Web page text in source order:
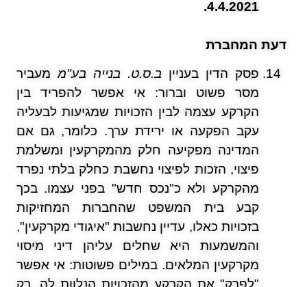
4.4.2021.
דעת המחברת
פסק הדין בעניין ב.ס.ט. בנייה בע"מ מעביר
מסר פשוט וברור: אי אפשר להפריד בין
הקרקע עצמה לבין הזכויות שמגיעות לבעליה
עקב הפקעה או ירידת ערך. כלומר, גם אם
המדינה מפקיעה חלק מהמקרקעין ומשלמת
פיצוי, הזכות לפיצוי נחשבת כחלק בלתי נפרד
מהקרקע ולא כ"נכס חדש" בפני עצמו. בכך
קבע בית המשפט שהחברות המחזיקות
בזכויות כאלו, עדיין נחשבות "איגודי מקרקעין",
והמשמעות היא שחלים עליהן דיני מיסוי
מקרקעין המלאים. במילים פשוטות: אי אפשר
"לפרק" את הקרקע מהזכויות הנלוות לה, רק